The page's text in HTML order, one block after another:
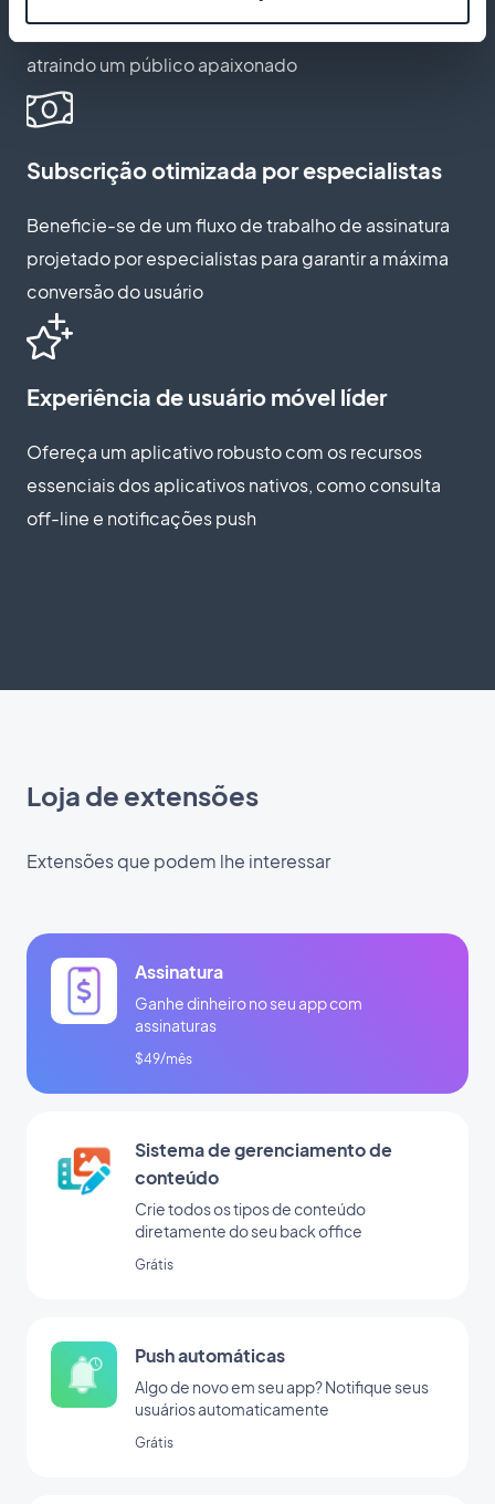
entusiasmo e a aventura dos esportes aquáticos,
atraindo um público apaixonado
Subscrição otimizada por especialistas
Beneficie-se de um fluxo de trabalho de assinatura
projetado por especialistas para garantir a máxima
conversão do usuário
Experiência de usuário móvel líder
Ofereça um aplicativo robusto com os recursos
essenciais dos aplicativos nativos, como consulta
off-line e notificações push
Loja de extensões
Extensões que podem lhe interessar
Assinatura
Ganhe dinheiro no seu app com
assinaturas
$49/mês
Sistema de gerenciamento de
conteúdo
Crie todos os tipos de conteúdo
diretamente do seu back office
Grátis
Push automáticas
Algo de novo em seu app? Notifique seus
usuários automaticamente
Grátis